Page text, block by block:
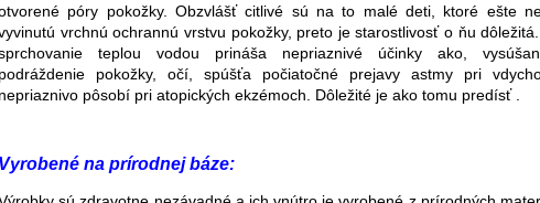
póry pokožky. Obzvlášť citlivé sú na to malé deti, ktoré ešte
vrchnú ochrannú vrstvu pokožky, preto je starostlivosť o ňu
teplou vodou prináša nepriaznivé účinky ako,
podráždenie pokožky, očí, spúšťa počiatočné prejavy astmy pri
nepriaznivo pôsobí pri atopických ekzémoch. Dôležité je ako tomu predísť .
Vyrobené na prírodnej báze: